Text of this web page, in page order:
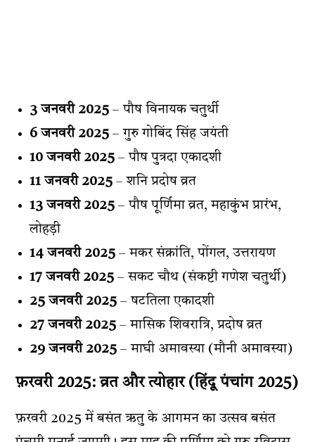
3 जनवरी 2025 – पौष विनायक चतुर्थी
6 जनवरी 2025 – गुरु गोबिंद सिंह जयंती
10 जनवरी 2025 – पौष पुत्रदा एकादशी
11 जनवरी 2025 – शनि प्रदोष व्रत
13 जनवरी 2025 – पौष पूर्णिमा व्रत, महाकुंभ प्रारंभ,
लोहड़ी
14 जनवरी 2025 – मकर संक्रांति, पोंगल, उत्तरायण
17 जनवरी 2025 – सकट चौथ (संकष्टी गणेश चतुर्थी)
25 जनवरी 2025 – षटतिला एकादशी
27 जनवरी 2025 – मासिक शिवरात्रि, प्रदोष व्रत
29 जनवरी 2025 – माघी अमावस्या (मौनी अमावस्या)
फ़रवरी 2025: व्रत और त्योहार (हिंदू पंचांग 2025)
फ़रवरी 2025 में बसंत ऋतु के आगमन का उत्सव बसंत